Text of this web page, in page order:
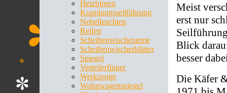
Heizbirnen
Kupplungsseilführung
Nebelleuchten
Reifen
Scheibenwischerarme
Scheibenwischerblätter
Spiegel
Verteilerfinger
Werkzeuge
Wohnwagenspiegel
Meist
erst nur
Blick
besser
Die Käfer